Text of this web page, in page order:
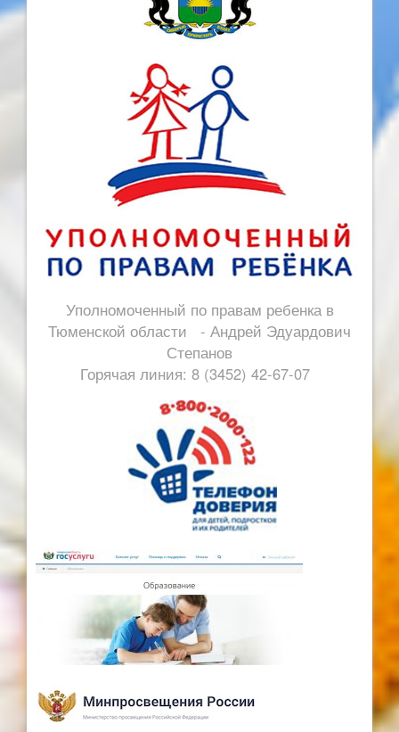
Уполномоченный по правам ребенка в
Тюменской области - Андрей Эдуардович
Степанов
Горячая линия: 8 (3452) 42-67-07